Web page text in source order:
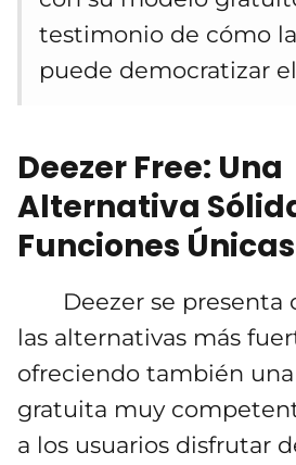
testimonio de cómo
puede democratizar
Deezer Free: Una
Alternativa
Funciones Únicas
Deezer se presenta
las alternativas más
ofreciendo también
gratuita muy
a los usuarios disfrutar